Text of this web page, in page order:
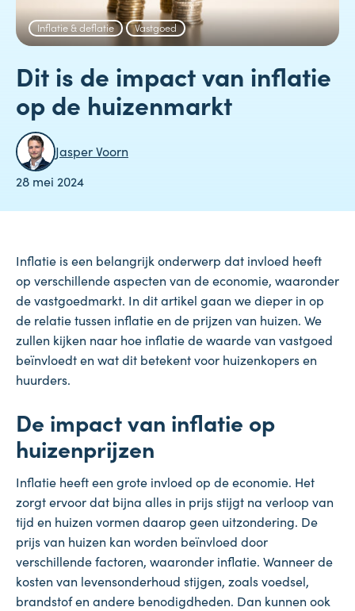
Dit is de impact van inflatie
op de huizenmarkt
Jasper Voorn
28 mei 2024
Inflatie & deflatie Vastgoed
Inflatie is een belangrijk onderwerp dat invloed heeft
op verschillende aspecten van de economie, waaronder
de vastgoedmarkt. In dit artikel gaan we dieper in op
de relatie tussen inflatie en de prijzen van huizen. We
zullen kijken naar hoe inflatie de waarde van vastgoed
beïnvloedt en wat dit betekent voor huizenkopers en
huurders.
De impact van inflatie op
huizenprijzen
Inflatie heeft een grote invloed op de economie. Het
zorgt ervoor dat bijna alles in prijs stijgt na verloop van
tijd en huizen vormen daarop geen uitzondering. De
prijs van huizen kan worden beïnvloed door
verschillende factoren, waaronder inflatie. Wanneer de
kosten van levensonderhoud stijgen, zoals voedsel,
brandstof en andere benodigdheden. Dan kunnen ook